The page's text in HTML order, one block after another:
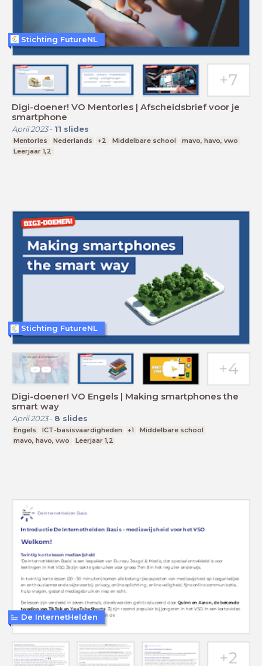
Digi-doener! VO Mentorles | Afscheidsbrief voor je
smartphone
April 2023- 11 slides
Mentorles Nederlands +2 Middelbare school
mavo, havo, vwo
Leerjaar 1,2
Stichting FutureNL
Digi-doener! VO Engels | Making smartphones the
smart way
April 2023- 8 slides
Engels ICT-basisvaardigheden +1
Middelbare school
mavo, havo, vwo
Leerjaar 1,2
Stichting FutureNL
De InternetHelden